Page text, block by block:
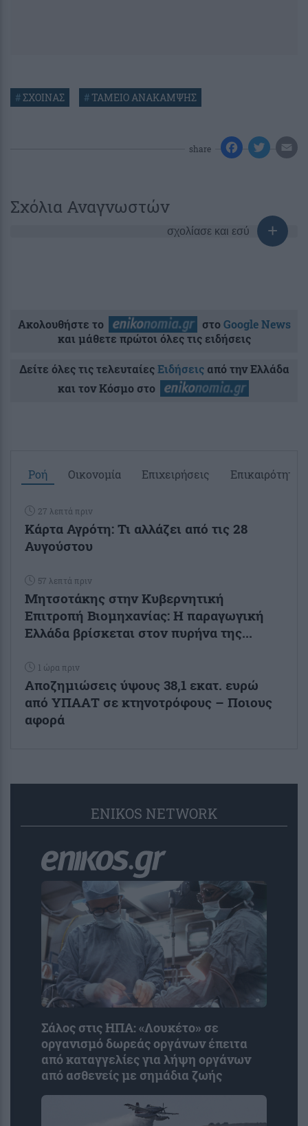
#ΣΧΟΙΝΑΣ # ΤΑΜΕΙΟ ΑΝΑΚΑΜΨΗΣ
share
Σχόλια Αναγνωστών
σχολίασε και εσύ
Ακολουθήστε το στοGoogle News
και μάθετε πρώτοι όλες τις ειδήσεις
Δείτε όλες τις τελευταίεςΕιδήσειςαπό την Ελλάδα
και τον Κόσμο στο
Ροή Οικονομία Επιχειρήσεις Επικαιρότητα
27 λεπτά πριν
Κάρτα Αγρότη: Τι αλλάζει από τις 28
Αυγούστου
57 λεπτά πριν
Μητσοτάκης στην Κυβερνητική
Επιτροπή Βιομηχανίας: Η παραγωγική
Ελλάδα βρίσκεται στον πυρήνα της...
1 ώρα πριν
Αποζημιώσεις ύψους 38,1 εκατ. ευρώ
από ΥΠΑΑΤ σε κτηνοτρόφους – Ποιους
αφορά
ENIKOS NETWORK
Σάλος στις ΗΠΑ: «Λουκέτο» σε
οργανισμό δωρεάς οργάνων έπειτα
από καταγγελίες για λήψη οργάνων
από ασθενείς με σημάδια ζωής